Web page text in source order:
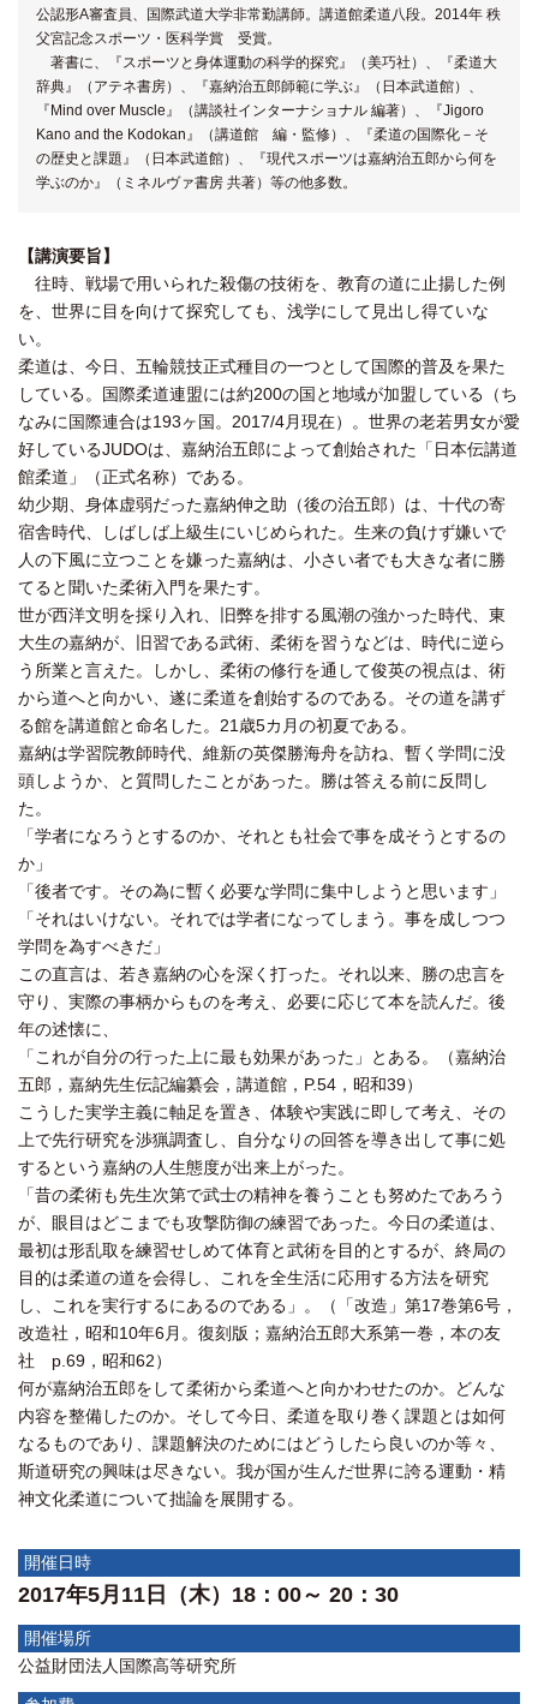
公認形A審査員、国際武道大学非常勤講師。講道館柔道八段。2014年 秩
父宮記念スポーツ・医科学賞 受賞。
著書に、『スポーツと身体運動の科学的探究』（美巧社）、『柔道大
辞典』（アテネ書房）、『嘉納治五郎師範に学ぶ』（日本武道館）、
『Mind over Muscle』（講談社インターナショナル 編著）、『Jigoro
Kano and the Kodokan』（講道館 編・監修）、『柔道の国際化－そ
の歴史と課題』（日本武道館）、『現代スポーツは嘉納治五郎から何を
学ぶのか』（ミネルヴァ書房 共著）等の他多数。
【講演要旨】
往時、戦場で用いられた殺傷の技術を、教育の道に止揚した例
を、世界に目を向けて探究しても、浅学にして見出し得ていな
い。
柔道は、今日、五輪競技正式種目の一つとして国際的普及を果た
している。国際柔道連盟には約200の国と地域が加盟している（ち
なみに国際連合は193ヶ国。2017/4月現在）。世界の老若男女が愛
好しているJUDOは、嘉納治五郎によって創始された「日本伝講道
館柔道」（正式名称）である。
幼少期、身体虚弱だった嘉納伸之助（後の治五郎）は、十代の寄
宿舎時代、しばしば上級生にいじめられた。生来の負けず嫌いで
人の下風に立つことを嫌った嘉納は、小さい者でも大きな者に勝
てると聞いた柔術入門を果たす。
世が西洋文明を採り入れ、旧弊を排する風潮の強かった時代、東
大生の嘉納が、旧習である武術、柔術を習うなどは、時代に逆ら
う所業と言えた。しかし、柔術の修行を通して俊英の視点は、術
から道へと向かい、遂に柔道を創始するのである。その道を講ず
る館を講道館と命名した。21歳5カ月の初夏である。
嘉納は学習院教師時代、維新の英傑勝海舟を訪ね、暫く学問に没
頭しようか、と質問したことがあった。勝は答える前に反問し
た。
「学者になろうとするのか、それとも社会で事を成そうとするの
か」
「後者です。その為に暫く必要な学問に集中しようと思います」
「それはいけない。それでは学者になってしまう。事を成しつつ
学問を為すべきだ」
この直言は、若き嘉納の心を深く打った。それ以来、勝の忠言を
守り、実際の事柄からものを考え、必要に応じて本を読んだ。後
年の述懐に、
「これが自分の行った上に最も効果があった」とある。（嘉納治
五郎，嘉納先生伝記編纂会，講道館，P.54，昭和39）
こうした実学主義に軸足を置き、体験や実践に即して考え、その
上で先行研究を渉猟調査し、自分なりの回答を導き出して事に処
するという嘉納の人生態度が出来上がった。
「昔の柔術も先生次第で武士の精神を養うことも努めたであろう
が、眼目はどこまでも攻撃防御の練習であった。今日の柔道は、
最初は形乱取を練習せしめて体育と武術を目的とするが、終局の
目的は柔道の道を会得し、これを全生活に応用する方法を研究
し、これを実行するにあるのである」。（「改造」第17巻第6号，
改造社，昭和10年6月。復刻版；嘉納治五郎大系第一巻，本の友
社 p.69，昭和62）
何が嘉納治五郎をして柔術から柔道へと向かわせたのか。どんな
内容を整備したのか。そして今日、柔道を取り巻く課題とは如何
なるものであり、課題解決のためにはどうしたら良いのか等々、
斯道研究の興味は尽きない。我が国が生んだ世界に誇る運動・精
神文化柔道について拙論を展開する。
開催日時
2017年5月11日（木）18：00～ 20：30
開催場所
公益財団法人国際高等研究所